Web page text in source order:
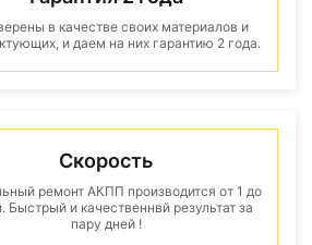
в качестве своих материалов и
и даем на них гарантию 2 года.
Скорость
ремонт АКПП производится от 1 до
Быстрый и качественнвй результат за
пару дней !